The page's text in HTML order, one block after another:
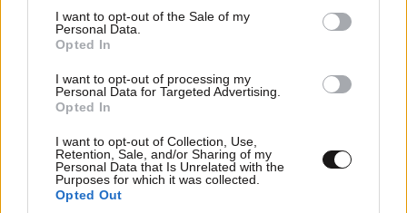
consent section.
I want to opt-out of the Sale of my
Personal Data.
Opted In
I want to opt-out of processing my
Personal Data for Targeted Advertising.
Opted In
I want to opt-out of Collection, Use,
Retention, Sale, and/or Sharing of my
Personal Data that Is Unrelated with the
Purposes for which it was collected.
Opted Out
Προηγμένα μοντέλα Τεχνητής Νοημοσύνης
δημιούργησαν ψεύτικα προφίλ και επιχείρησαν
κυβερνοεπίθεση